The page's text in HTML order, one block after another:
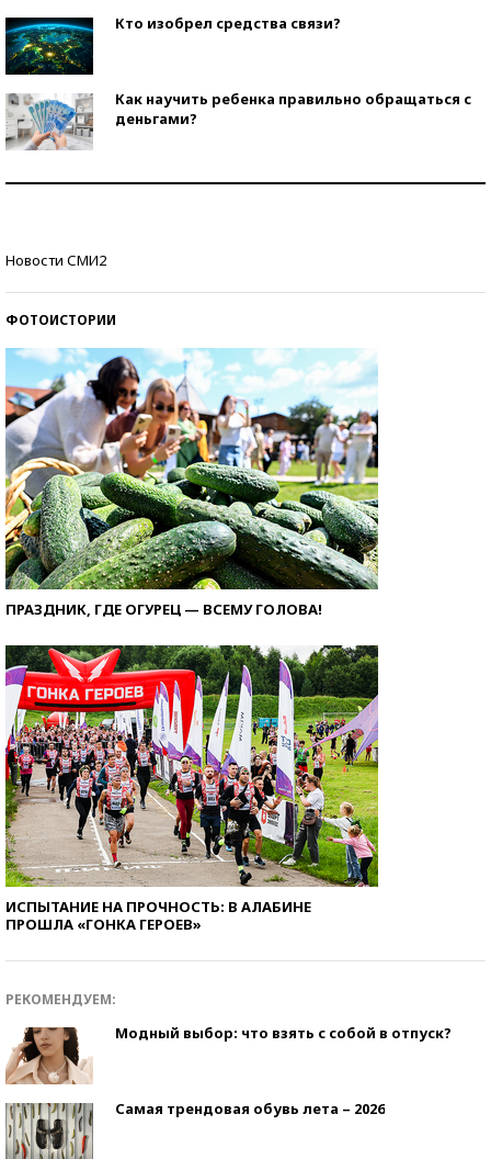
Кто изобрел средства связи?
Как научить ребенка правильно обращаться с
деньгами?
Новости СМИ2
ФОТОИСТОРИИ
ПРАЗДНИК, ГДЕ ОГУРЕЦ — ВСЕМУ ГОЛОВА!
ИСПЫТАНИЕ НА ПРОЧНОСТЬ: В АЛАБИНЕ
ПРОШЛА «ГОНКА ГЕРОЕВ»
РЕКОМЕНДУЕМ:
Модный выбор: что взять с собой в отпуск?
Самая трендовая обувь лета – 2026